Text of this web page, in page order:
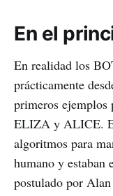
En el
En realidad los
prácticamente
primeros ejemplos
ELIZA y ALICE.
algoritmos para
humano y estaban
postulado por